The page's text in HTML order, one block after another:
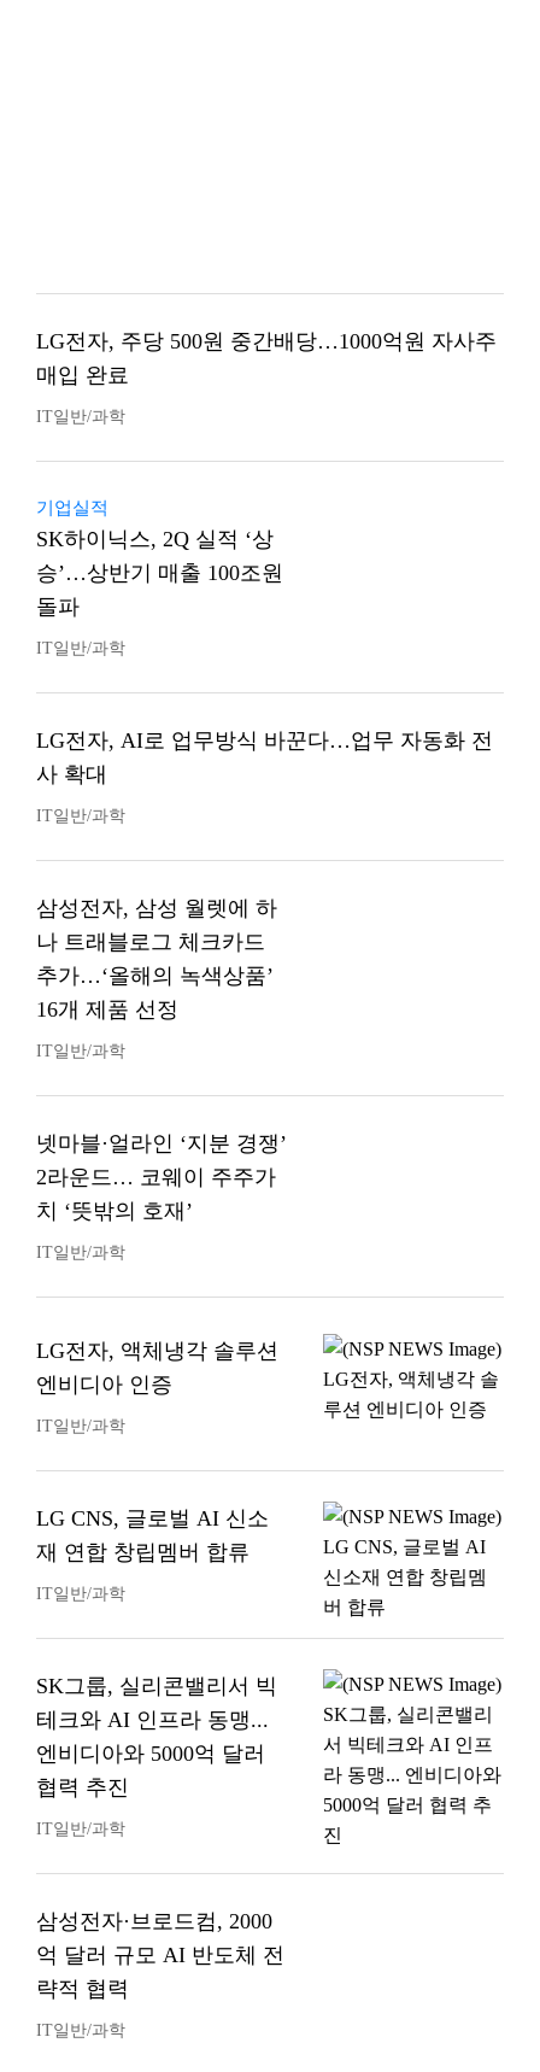
LG전자, 주당 500원 중간배당…1000억원 자사주
매입 완료
IT일반/과학
기업실적
SK하이닉스, 2Q 실적 ‘상
승’…상반기 매출 100조원
돌파
IT일반/과학
LG전자, AI로 업무방식 바꾼다…업무 자동화 전
사 확대
IT일반/과학
삼성전자, 삼성 월렛에 하
나 트래블로그 체크카드
추가…‘올해의 녹색상품’
16개 제품 선정
IT일반/과학
넷마블·얼라인 ‘지분 경쟁’
2라운드… 코웨이 주주가
치 ‘뜻밖의 호재’
IT일반/과학
LG전자, 액체냉각 솔루션
엔비디아 인증
IT일반/과학
LG CNS, 글로벌 AI 신소
재 연합 창립멤버 합류
IT일반/과학
SK그룹, 실리콘밸리서 빅
테크와 AI 인프라 동맹...
엔비디아와 5000억 달러
협력 추진
IT일반/과학
삼성전자·브로드컴, 2000
억 달러 규모 AI 반도체 전
략적 협력
IT일반/과학